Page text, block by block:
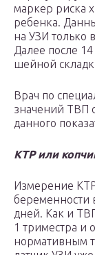
маркер риска
ребенка.
на УЗИ только
Далее после
шейной
Врач по
значений ТВП
данного
КТР или
Измерение КТР
беременности
дней. Как и
1 триместра и
нормативным